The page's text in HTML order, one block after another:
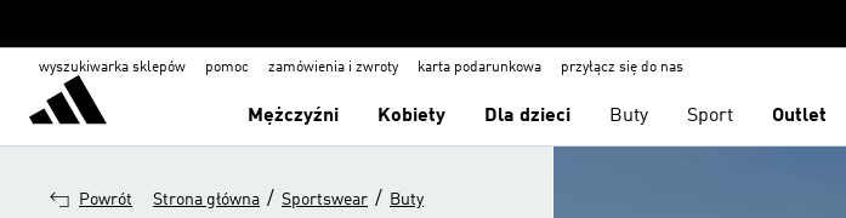
wyszukiwarka sklepów pomoc zamówienia i zwroty karta podarunkowa przyłącz się do nas
Mężczyźni Kobiety Dla dzieci Buty Sport Outlet
Powrót Strona główna / Sportswear / Buty